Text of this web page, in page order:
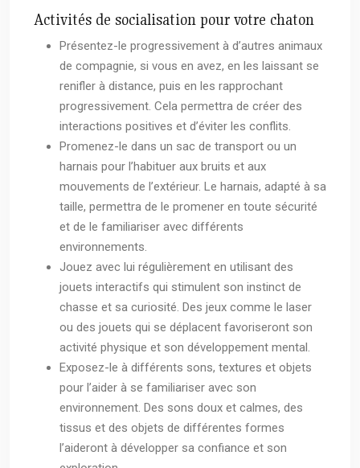
Activités de socialisation pour votre chaton
Présentez-le progressivement à d’autres animaux
de compagnie, si vous en avez, en les laissant se
renifler à distance, puis en les rapprochant
progressivement. Cela permettra de créer des
interactions positives et d’éviter les conflits.
Promenez-le dans un sac de transport ou un
harnais pour l’habituer aux bruits et aux
mouvements de l’extérieur. Le harnais, adapté à sa
taille, permettra de le promener en toute sécurité
et de le familiariser avec différents
environnements.
Jouez avec lui régulièrement en utilisant des
jouets interactifs qui stimulent son instinct de
chasse et sa curiosité. Des jeux comme le laser
ou des jouets qui se déplacent favoriseront son
activité physique et son développement mental.
Exposez-le à différents sons, textures et objets
pour l’aider à se familiariser avec son
environnement. Des sons doux et calmes, des
tissus et des objets de différentes formes
l’aideront à développer sa confiance et son